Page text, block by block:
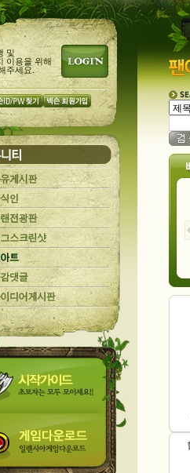
및
이용을 위해
주세요.